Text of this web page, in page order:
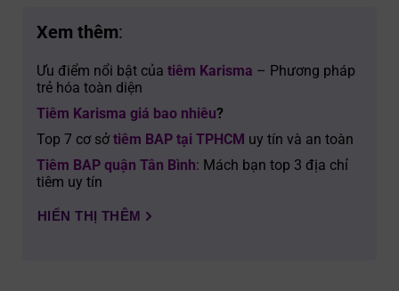
Xem thêm:
Ưu điểm nổi bật của tiêm Karisma – Phương pháp
trẻ hóa toàn diện
Tiêm Karisma giá bao nhiêu?
Top 7 cơ sởtiêm BAP tại TPHCM uy tín và an toàn
Tiêm BAP quận Tân Bình: Mách bạn top 3 địa chỉ
tiêm uy tín
HIỂN THỊ THÊM